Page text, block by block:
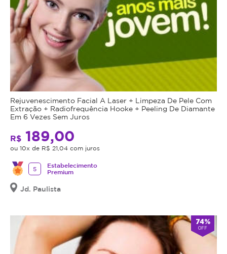
Rejuvenescimento Facial A Laser + Limpeza De Pele Com
Extração + Radiofrequência Hooke + Peeling De Diamante
Em 6 Vezes Sem Juros
R$ 189,00
ou 10x de R$ 21,04 com juros
5
Estabelecimento
Premium
Jd. Paulista
74%
OFF